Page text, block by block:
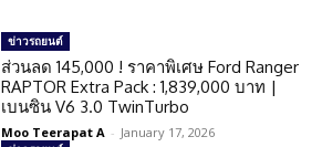
ข่าวรถยนต์
ส่วนลด 145,000 ! ราคาพิเศษ Ford Ranger
RAPTOR Extra Pack : 1,839,000 บาท |
เบนซิน V6 3.0 TwinTurbo
Moo Teerapat A - January 17, 2026